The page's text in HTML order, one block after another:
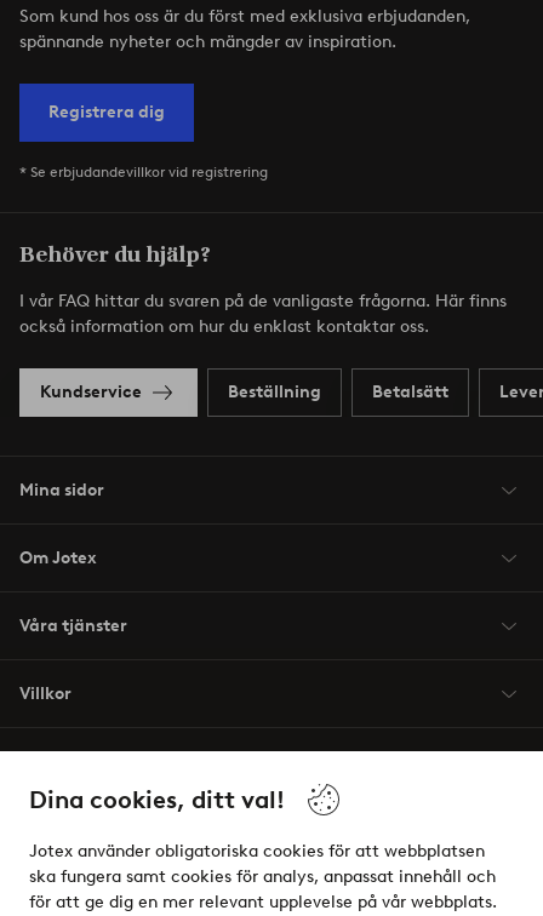
Dina cookies, ditt val!
Jotex använder obligatoriska cookies för att webbplatsen
ska fungera samt cookies för analys, anpassat innehåll och
för att ge dig en mer relevant upplevelse på vår webbplats.
Som kund hos oss är du först med exklusiva erbjudanden,
spännande nyheter och mängder av inspiration.
Registrera dig
* Se erbjudandevillkor vid registrering
Behöver du hjälp?
I vår FAQ hittar du svaren på de vanligaste frågorna. Här finns
också information om hur du enklast kontaktar oss.
Kundservice Beställning Betalsätt
Mina sidor
Om Jotex
Våra tjänster
Villkor